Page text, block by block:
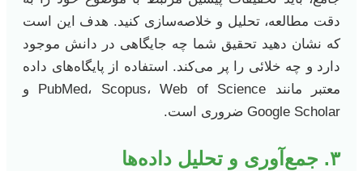
دقت مطالعه، تحلیل و خلاصه‌سازی کنید. هدف این است
که نشان دهید تحقیق شما چه جایگاهی در دانش موجود
دارد و چه خلائی را پر می‌کند. استفاده از پایگاه‌های داده
معتبر مانند PubMed، Scopus، Web of Science و
Google Scholar ضروری است.
۳. جمع‌آوری و تحلیل داده‌ها